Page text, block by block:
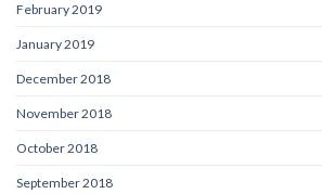
February 2019
January 2019
December 2018
November 2018
October 2018
September 2018